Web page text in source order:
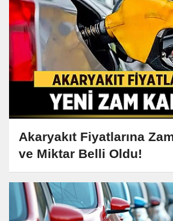
Akaryakıt Fiyatlarına
ve Miktar Belli Oldu!